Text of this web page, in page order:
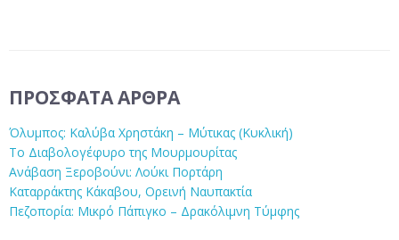
ΠΡΌΣΦΑΤΑ ΆΡΘΡΑ
Όλυμπος: Καλύβα Χρηστάκη – Μύτικας (Κυκλική)
Το Διαβολογέφυρο της Μουρμουρίτας
Ανάβαση Ξεροβούνι: Λούκι Πορτάρη
Καταρράκτης Κάκαβου, Ορεινή Ναυπακτία
Πεζοπορία: Μικρό Πάπιγκο – Δρακόλιμνη Τύμφης